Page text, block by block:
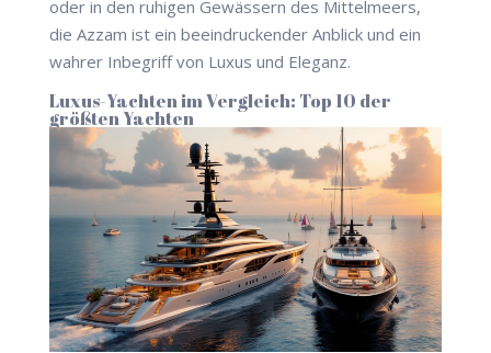
oder in den ruhigen Gewässern des Mittelmeers,
die Azzam ist ein beeindruckender Anblick und ein
wahrer Inbegriff von Luxus und Eleganz.
Luxus-Yachten im Vergleich: Top 10 der
größten Yachten